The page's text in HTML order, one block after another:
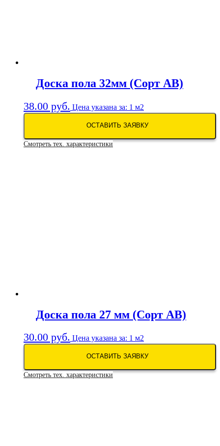
Доска пола 32мм (Сорт АB)
38.00 руб. Цена указана за: 1 м2
ОСТАВИТЬ ЗАЯВКУ
Смотреть тех. характеристики
Доска пола 27 мм (Сорт АВ)
30.00 руб. Цена указана за: 1 м2
ОСТАВИТЬ ЗАЯВКУ
Смотреть тех. характеристики